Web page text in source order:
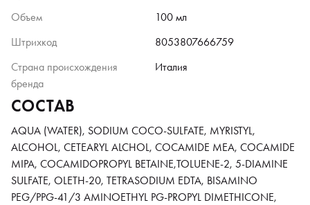
Объем
100 мл
Штрихкод
8053807666759
Страна происхождения
бренда
Италия
СОСТАВ
AQUA (WATER), SODIUM COCO-SULFATE, MYRISTYL,
ALCOHOL, CETEARYL ALCHOL, COCAMIDE MEA, COCAMIDE
MIPA, COCAMIDOPROPYL BETAINE,TOLUENE-2, 5-DIAMINE
SULFATE, OLETH-20, TETRASODIUM EDTA, BISAMINO
PEG/PPG-41/3 AMINOETHYL PG-PROPYL DIMETHICONE,